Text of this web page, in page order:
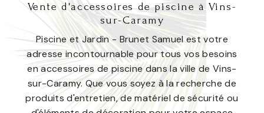
Vente d'accessoires de piscine à Vins-
sur-Caramy
Piscine et Jardin - Brunet Samuel est votre
adresse incontournable pour tous vos besoins
en accessoires de piscine dans la ville de Vins-
sur-Caramy. Que vous soyez à la recherche de
produits d'entretien, de matériel de sécurité ou